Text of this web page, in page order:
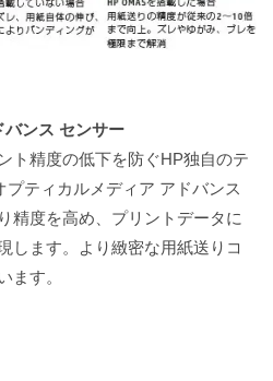
バンス センサー
ト精度の低下を防ぐHP独自のテ
ティカルメディア アドバンス
精度を高め、プリントデータに
します。より緻密な用紙送りコ
ます。